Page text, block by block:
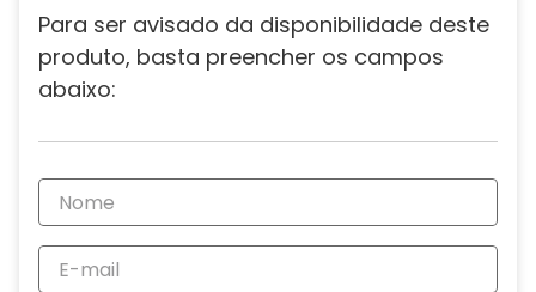
Para ser avisado da disponibilidade deste
produto, basta preencher os campos
abaixo: